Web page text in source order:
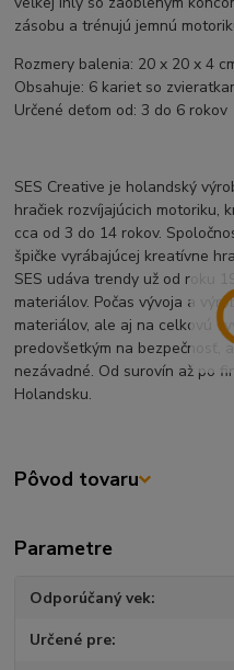
zásobu a trénujú jemnú
Rozmery balenia: 20 x 20 x 4
Obsahuje: 6 kariet so
Určené deťom od: 3 do 6 rokov
SES Creative je holandský
hračiek rozvíjajúcich motoriku,
cca od 3 do 14 rokov.
špičke vyrábajúcej kreatívne
SES udáva trendy už od roku
materiálov. Počas vývoja a
materiálov, ale aj na celkovú
predovšetkým na bezpečnosť,
nezávadné. Od surovín až po
Holandsku.
Pôvod tovaru
Parametre
Odporúčaný vek
Určené pre